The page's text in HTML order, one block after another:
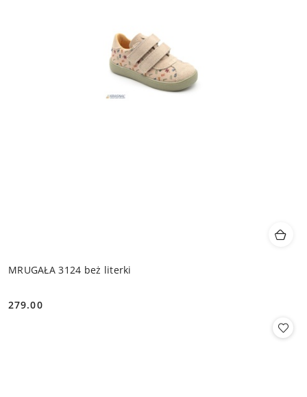
MRUGAŁA 3124 beż literki
Cena:
279.00